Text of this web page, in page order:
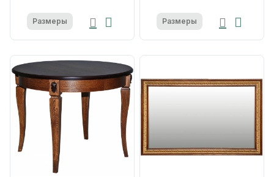
Размеры Размеры